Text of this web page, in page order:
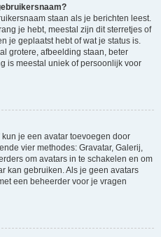
staan als je berichten leest.
je hebt, meestal zijn dit sterretjes of
je geplaatst hebt of wat je status is.
grotere, afbeelding staan, beter
is meestal uniek of persoonlijk voor
je een avatar toevoegen door
vier methodes: Gravatar, Galerij,
om avatars in te schakelen en om
kan gebruiken. Als je geen avatars
een beheerder voor je vragen